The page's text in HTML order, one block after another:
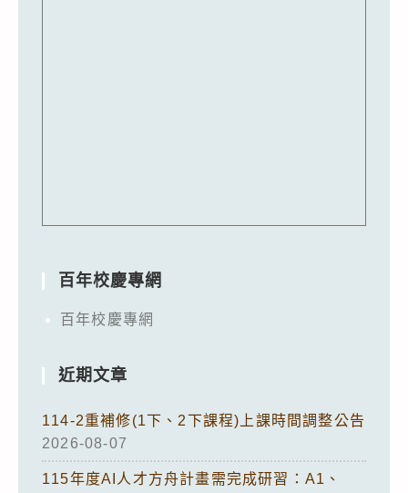
百年校慶專網
百年校慶專網
近期文章
114-2重補修(1下、2下課程)上課時間調整公告
2026-08-07
115年度AI人才方舟計畫需完成研習：A1、